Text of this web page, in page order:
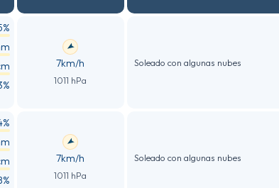
7km/h
1011 hPa
Soleado con algunas nubes
7km/h
1011 hPa
Soleado con algunas nubes